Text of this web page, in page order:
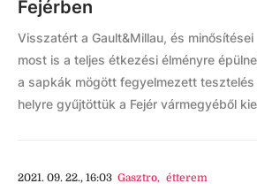
Fejérben
Visszatért a Gault&Millau, és minősítései
most is a teljes étkezési élményre
a sapkák mögött fegyelmezett
helyre gyűjtöttük a Fejér vármegyéből
2021. 09. 22., 16:03 Gasztro, étterem